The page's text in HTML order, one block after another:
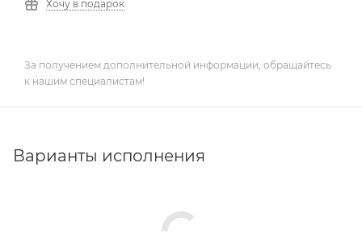
Хочу в подарок
За получением дополнительной информации, обращайтесь
к нашим специалистам!
Варианты исполнения